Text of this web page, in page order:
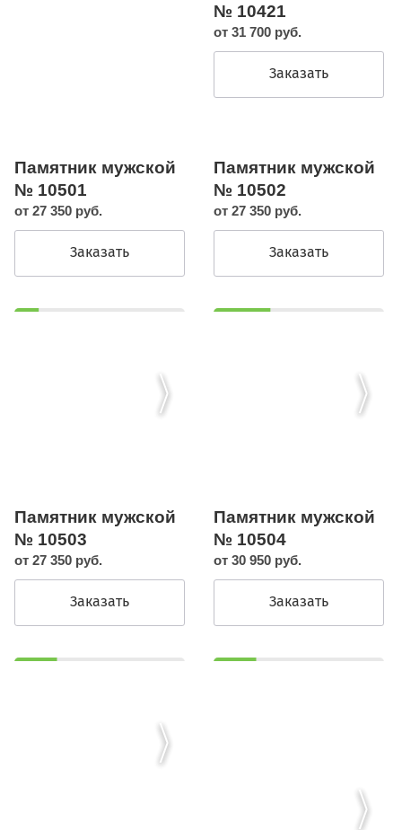
№ 10421
от 31 700 руб.
Заказать
Памятник мужской
№ 10501
от 27 350 руб.
Заказать
Памятник мужской
№ 10502
от 27 350 руб.
Заказать
Памятник мужской
№ 10503
от 27 350 руб.
Заказать
Памятник мужской
№ 10504
от 30 950 руб.
Заказать